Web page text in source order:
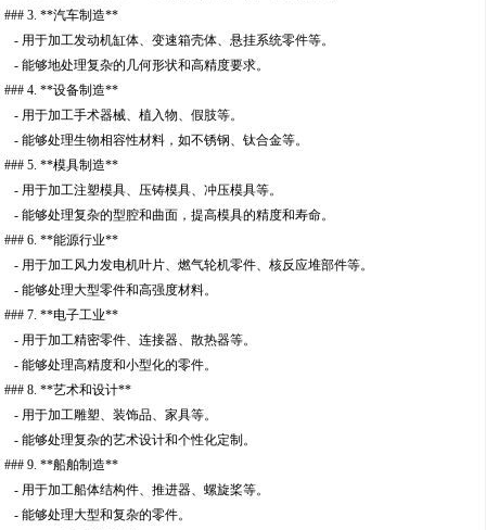
### 3. **汽车制造**
- 用于加工发动机缸体、变速箱壳体、悬挂系统零件等。
- 能够地处理复杂的几何形状和高精度要求。
### 4. **设备制造**
- 用于加工手术器械、植入物、假肢等。
- 能够处理生物相容性材料，如不锈钢、钛合金等。
### 5. **模具制造**
- 用于加工注塑模具、压铸模具、冲压模具等。
- 能够处理复杂的型腔和曲面，提高模具的精度和寿命。
### 6. **能源行业**
- 用于加工风力发电机叶片、燃气轮机零件、核反应堆部件等。
- 能够处理大型零件和高强度材料。
### 7. **电子工业**
- 用于加工精密零件、连接器、散热器等。
- 能够处理高精度和小型化的零件。
### 8. **艺术和设计**
- 用于加工雕塑、装饰品、家具等。
- 能够处理复杂的艺术设计和个性化定制。
### 9. **船舶制造**
- 用于加工船体结构件、推进器、螺旋桨等。
- 能够处理大型和复杂的零件。